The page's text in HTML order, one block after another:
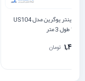
10328 طول 3 متر
1,400,000